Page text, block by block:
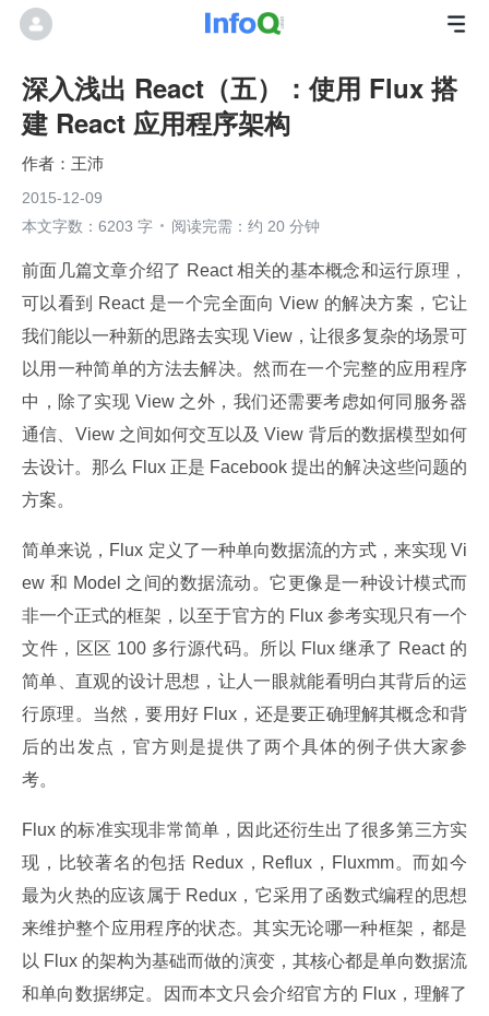
深入浅出 React（五）：使用 Flux 搭
建 React 应用程序架构
王沛
2015-12-09
本文字数：6203 字
阅读完需：约 20 分钟
前面几篇文章介绍了 React 相关的基本概念和运行原理，
可以看到 React 是一个完全面向 View 的解决方案，它让
我们能以一种新的思路去实现 View，让很多复杂的场景可
以用一种简单的方法去解决。然而在一个完整的应用程序
中，除了实现 View 之外，我们还需要考虑如何同服务器
通信、View 之间如何交互以及 View 背后的数据模型如何
去设计。那么 Flux 正是 Facebook 提出的解决这些问题的
方案。
简单来说，Flux 定义了一种单向数据流的方式，来实现 Vi
ew 和 Model 之间的数据流动。它更像是一种设计模式而
非一个正式的框架，以至于官方的 Flux 参考实现只有一个
文件，区区 100 多行源代码。所以 Flux 继承了 React 的
简单、直观的设计思想，让人一眼就能看明白其背后的运
行原理。当然，要用好 Flux，还是要正确理解其概念和背
后的出发点，官方则是提供了两个具体的例子供大家参
考。
Flux 的标准实现非常简单，因此还衍生出了很多第三方实
现，比较著名的包括 Redux，Reflux，Fluxmm。而如今
最为火热的应该属于 Redux，它采用了函数式编程的思想
来维护整个应用程序的状态。其实无论哪一种框架，都是
以 Flux 的架构为基础而做的演变，其核心都是单向数据流
和单向数据绑定。因而本文只会介绍官方的 Flux，理解了